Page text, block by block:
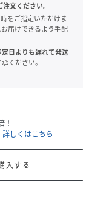
文ください。
をご指定いただけま
届けできるよう手配
日よりも遅れて発送
ください。
！
詳しくはこちら
入する